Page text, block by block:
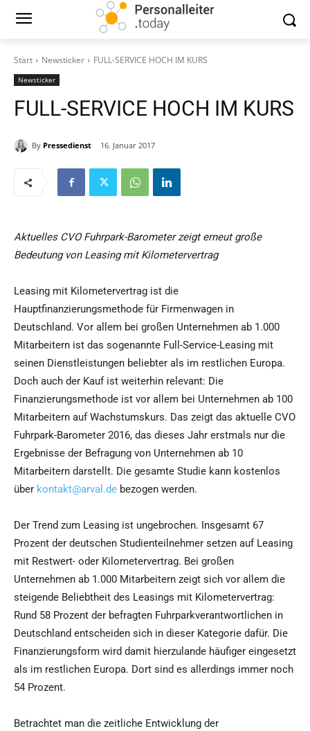
Start Newsticker FULL-SERVICE HOCH IM KURS
Newsticker
FULL-SERVICE HOCH IM KURS
By Pressedienst 16. Januar 2017
Aktuelles CVO Fuhrpark-Barometer zeigt erneut große
Bedeutung von Leasing mit Kilometervertrag
Leasing mit Kilometervertrag ist die
Hauptfinanzierungsmethode für Firmenwagen in
Deutschland. Vor allem bei großen Unternehmen ab 1.000
Mitarbeitern ist das sogenannte Full-Service-Leasing mit
seinen Dienstleistungen beliebter als im restlichen Europa.
Doch auch der Kauf ist weiterhin relevant: Die
Finanzierungsmethode ist vor allem bei Unternehmen ab 100
Mitarbeitern auf Wachstumskurs. Das zeigt das aktuelle CVO
Fuhrpark-Barometer 2016, das dieses Jahr erstmals nur die
Ergebnisse der Befragung von Unternehmen ab 10
Mitarbeitern darstellt. Die gesamte Studie kann kostenlos
über kontakt@arval.de bezogen werden.
Der Trend zum Leasing ist ungebrochen. Insgesamt 67
Prozent der deutschen Studienteilnehmer setzen auf Leasing
mit Restwert- oder Kilometervertrag. Bei großen
Unternehmen ab 1.000 Mitarbeitern zeigt sich vor allem die
steigende Beliebtheit des Leasings mit Kilometervertrag:
Rund 58 Prozent der befragten Fuhrparkverantwortlichen in
Deutschland entscheiden sich in dieser Kategorie dafür. Die
Finanzierungsform wird damit hierzulande häufiger eingesetzt
als im restlichen Europa. Dort sind es allerdings immer noch
54 Prozent.
Betrachtet man die zeitliche Entwicklung der